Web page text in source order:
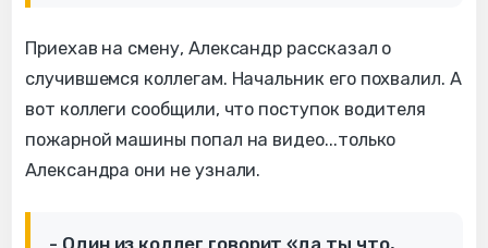
Приехав на смену, Александр рассказал о
случившемся коллегам. Начальник его похвалил. А
вот коллеги сообщили, что поступок водителя
пожарной машины попал на видео...только
Александра они не узнали.
- Один из коллег говорит «да ты что,